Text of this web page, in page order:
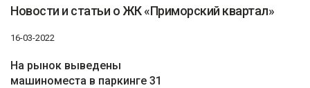
Новости и статьи о ЖК «Приморский квартал»
16-03-2022
На рынок выведены
машиноместа в паркинге 31